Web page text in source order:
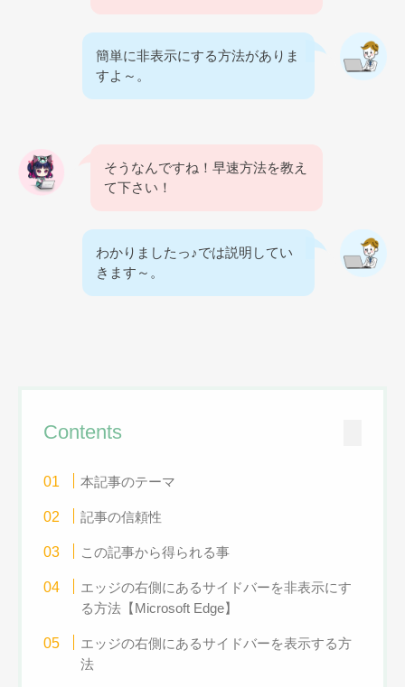
簡単に非表示にする方法がありま
すよ～。
そうなんですね！早速方法を教え
て下さい！
わかりましたっ♪では説明してい
きます～。
Contents
本記事のテーマ
記事の信頼性
この記事から得られる事
エッジの右側にあるサイドバーを非表示にす
る方法【Microsoft Edge】
エッジの右側にあるサイドバーを表示する方
法